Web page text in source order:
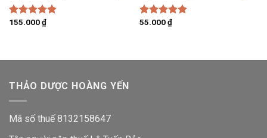
Được xếp
155.000₫
Được xếp
55.000₫
THẢO DƯỢC HOÀNG YẾN
Mã số thuế 8132158647